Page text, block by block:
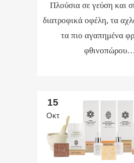
Πλούσια σε γεύση και
διατροφικά οφέλη, τα
τα πιο αγαπημένα
15
Οκτ